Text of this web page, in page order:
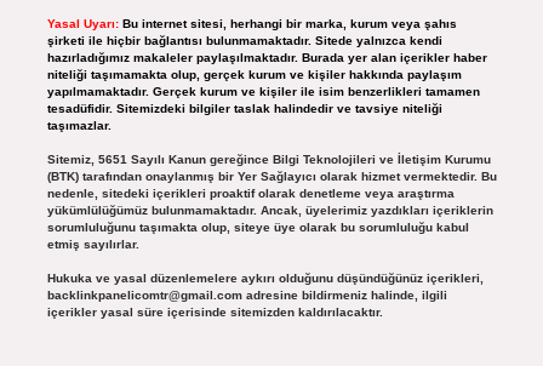
Yasal Uyarı: Bu internet sitesi, herhangi bir marka, kurum veya şahıs
şirketi ile hiçbir bağlantısı bulunmamaktadır. Sitede yalnızca kendi
hazırladığımız makaleler paylaşılmaktadır. Burada yer alan içerikler haber
niteliği taşımamakta olup, gerçek kurum ve kişiler hakkında paylaşım
yapılmamaktadır. Gerçek kurum ve kişiler ile isim benzerlikleri tamamen
tesadüfidir. Sitemizdeki bilgiler taslak halindedir ve tavsiye niteliği
taşımazlar.
Sitemiz, 5651 Sayılı Kanun gereğince Bilgi Teknolojileri ve İletişim Kurumu
(BTK) tarafından onaylanmış bir Yer Sağlayıcı olarak hizmet vermektedir. Bu
nedenle, sitedeki içerikleri proaktif olarak denetleme veya araştırma
yükümlülüğümüz bulunmamaktadır. Ancak, üyelerimiz yazdıkları içeriklerin
sorumluluğunu taşımakta olup, siteye üye olarak bu sorumluluğu kabul
etmiş sayılırlar.
Hukuka ve yasal düzenlemelere aykırı olduğunu düşündüğünüz içerikleri,
backlinkpanelicomtr@gmail.comadresine bildirmeniz halinde, ilgili
içerikler yasal süre içerisinde sitemizden kaldırılacaktır.